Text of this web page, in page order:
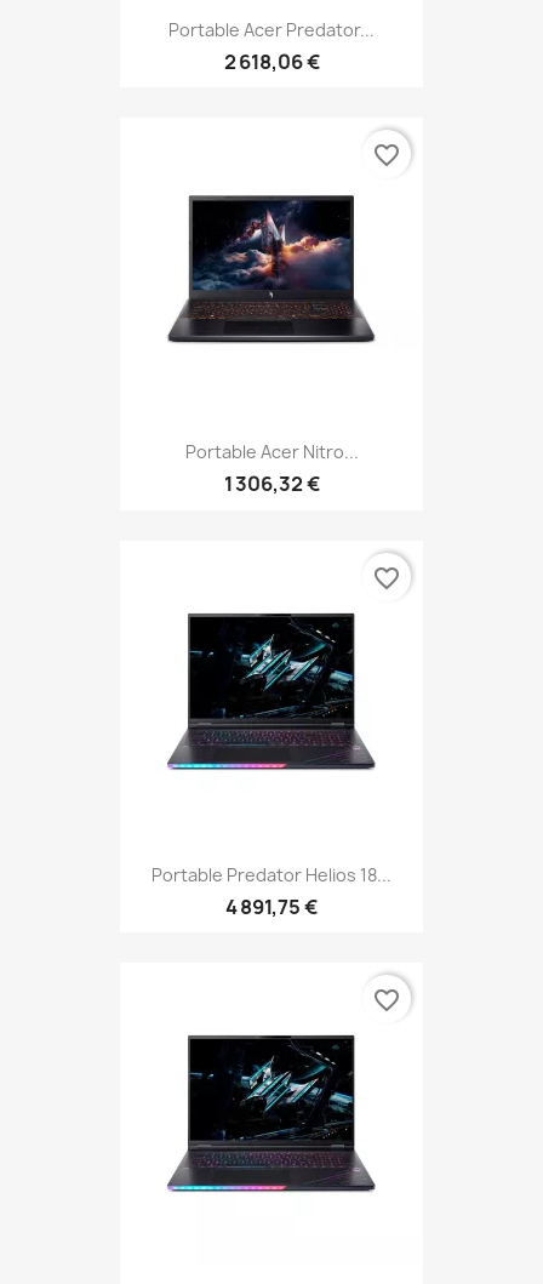
Portable Acer Predator...
2 618,06 €
Portable Acer Nitro...
1 306,32 €
favorite_border
Portable Predator Helios 18...
4 891,75 €
favorite_border
favorite_border